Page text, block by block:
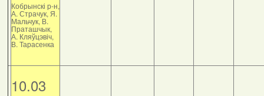
Кобрынскі р-н,
А. Страчук, Я.
Мальчук, В.
Праташчык,
А. Кляўцэвіч,
В. Тарасенка
10.03